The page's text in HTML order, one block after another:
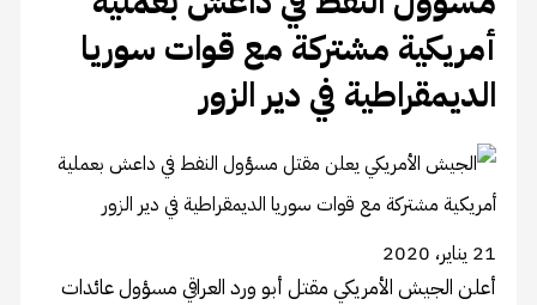
أمريكية مشتركة مع قوات سوريا
الديمقراطية في دير الزور
21 يناير، 2020
أعلن الجيش الأمريكي مقتل أبو ورد العراقي مسؤول عائدات